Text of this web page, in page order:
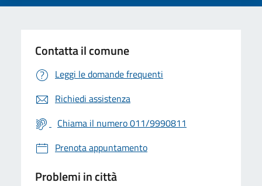
Contatta il comune
Leggi le domande frequenti
Richiedi assistenza
Chiama il numero 011/9990811
Prenota appuntamento
Problemi in città